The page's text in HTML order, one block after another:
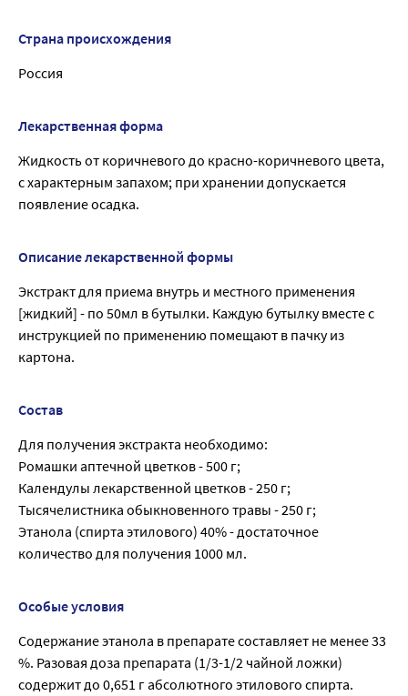
Страна происхождения
Россия
Лекарственная форма
Жидкость от коричневого до красно-коричневого цвета,
с характерным запахом; при хранении допускается
появление осадка.
Описание лекарственной формы
Экстракт для приема внутрь и местного применения
[жидкий] - по 50мл в бутылки. Каждую бутылку вместе с
инструкцией по применению помещают в пачку из
картона.
Состав
Для получения экстракта необходимо:
Ромашки аптечной цветков - 500 г;
Календулы лекарственной цветков - 250 г;
Тысячелистника обыкновенного травы - 250 г;
Этанола (спирта этилового) 40% - достаточное
количество для получения 1000 мл.
Особые условия
Содержание этанола в препарате составляет не менее 33
%. Разовая доза препарата (1/3-1/2 чайной ложки)
содержит до 0,651 г абсолютного этилового спирта.